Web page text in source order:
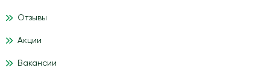
Отзывы
Акции
Вакансии